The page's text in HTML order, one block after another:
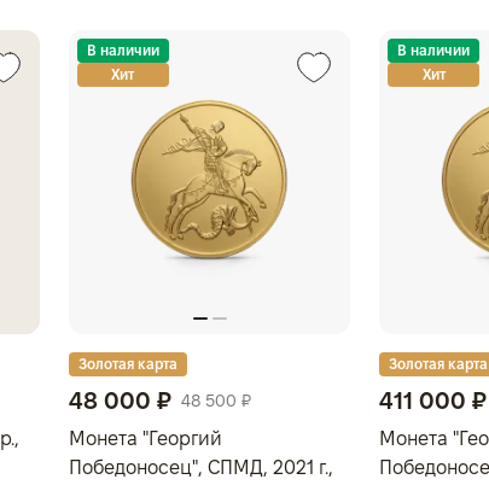
В наличии
Хит
Золотая карта
48 000 ₽ 48 500 ₽
Монета "Георгий
Победоносец", СПМД, 2021 г.,
В наличии
Хит
Золотая карта
411 000 ₽
Монета